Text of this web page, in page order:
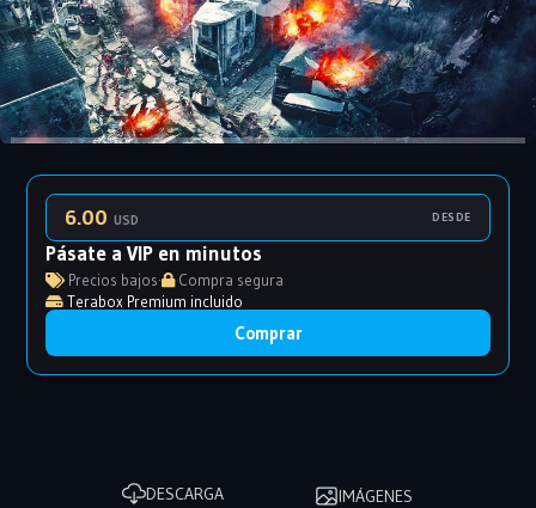
6.00USD DESDE
Pásate a VIP en minutos
Precios bajos·
Compra segura
Terabox Premium incluido
Comprar
DESCARGA IMÁGENES